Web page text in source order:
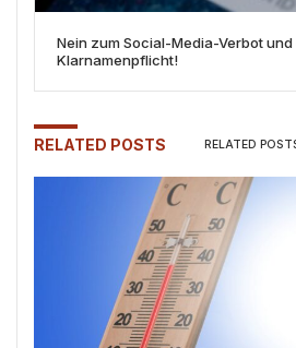
Nein zum Social-Media-Verbot und
Klarnamenpflicht!
RELATED POSTS RELATED